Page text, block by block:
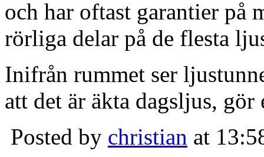
och har oftast garantier på
rörliga delar på de flesta
Inifrån rummet ser
att det är äkta dagsljus,
Posted by christian at